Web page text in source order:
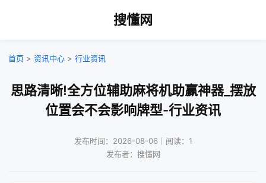
搜懂网
首页 > 资讯中心 > 行业资讯
思路清晰!全方位辅助麻将机助赢神器_摆放
位置会不会影响牌型-行业资讯
发布时间：2026-08-06｜阅读：1
发布者：搜懂网